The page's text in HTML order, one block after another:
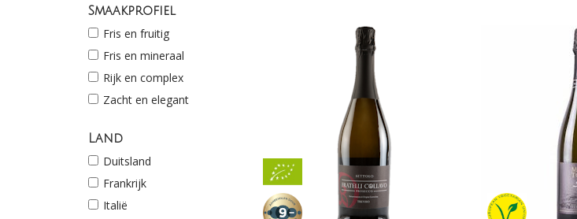
Smaakprofiel
Fris en fruitig
Fris en mineraal
Rijk en complex
Zacht en elegant
Land
Duitsland
Frankrijk
Italië